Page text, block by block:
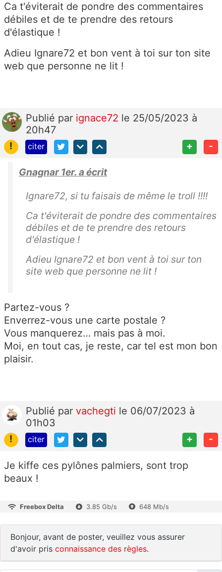
Ca t'éviterait de pondre des commentaires
débiles et de te prendre des retours
d'élastique !
Adieu Ignare72 et bon vent à toi sur ton site
web que personne ne lit !
Publié par ignace72 le 25/05/2023 à
20h47
!
citer + -
Gnagnar 1er. a écrit
Ignare72, si tu faisais de même le troll !!!!
Ca t'éviterait de pondre des commentaires
débiles et de te prendre des retours
d'élastique !
Adieu Ignare72 et bon vent à toi sur ton
site web que personne ne lit !
Partez-vous ?
Enverrez-vous une carte postale ?
Vous manquerez… mais pas à moi.
Moi, en tout cas, je reste, car tel est mon bon
plaisir.
Publié par vachegti le 06/07/2023 à
01h03
!
citer + -
Je kiffe ces pylônes palmiers, sont trop
beaux !
Freebox Delta 3.85 Gb/s 648 Mb/s
Bonjour, avant de poster, veuillez vous assurer
d'avoir pris connaissance des règles.